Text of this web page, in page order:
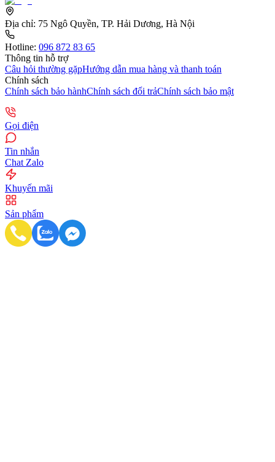
Địa chỉ: 75 Ngô Quyền, TP. Hải Dương, Hà Nội
Hotline: 096 872 83 65
Thông tin hỗ trợ
Câu hỏi thường gặpHướng dẫn mua hàng và thanh toán
Chính sách
Chính sách bảo hànhChính sách đổi trảChính sách bảo mật
Gọi điện
Tin nhắn
Chat Zalo
Khuyến mãi
Sản phẩm